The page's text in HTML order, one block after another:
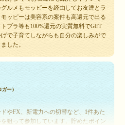
ルメもモッピーを経由してお友達とラ
ッピーは美容系の案件も高還元で出る
ブラ等も100%還元の実質無料でGET
で子育てしながらも自分の楽しみがで
した。
ー）
やFX、新電力への切替など、1件あた
狙って参加しています。貯めたポイン